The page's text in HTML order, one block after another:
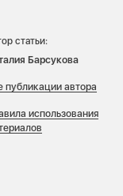
статьи:
Барсукова
публикации автора
использования